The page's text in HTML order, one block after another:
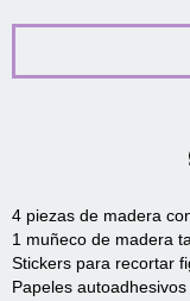
4 piezas de madera
1 muñeco de madera
Stickers para recortar
Papeles